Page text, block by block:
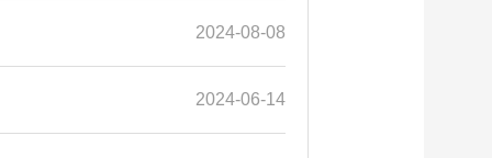
2024-08-08
2024-06-14